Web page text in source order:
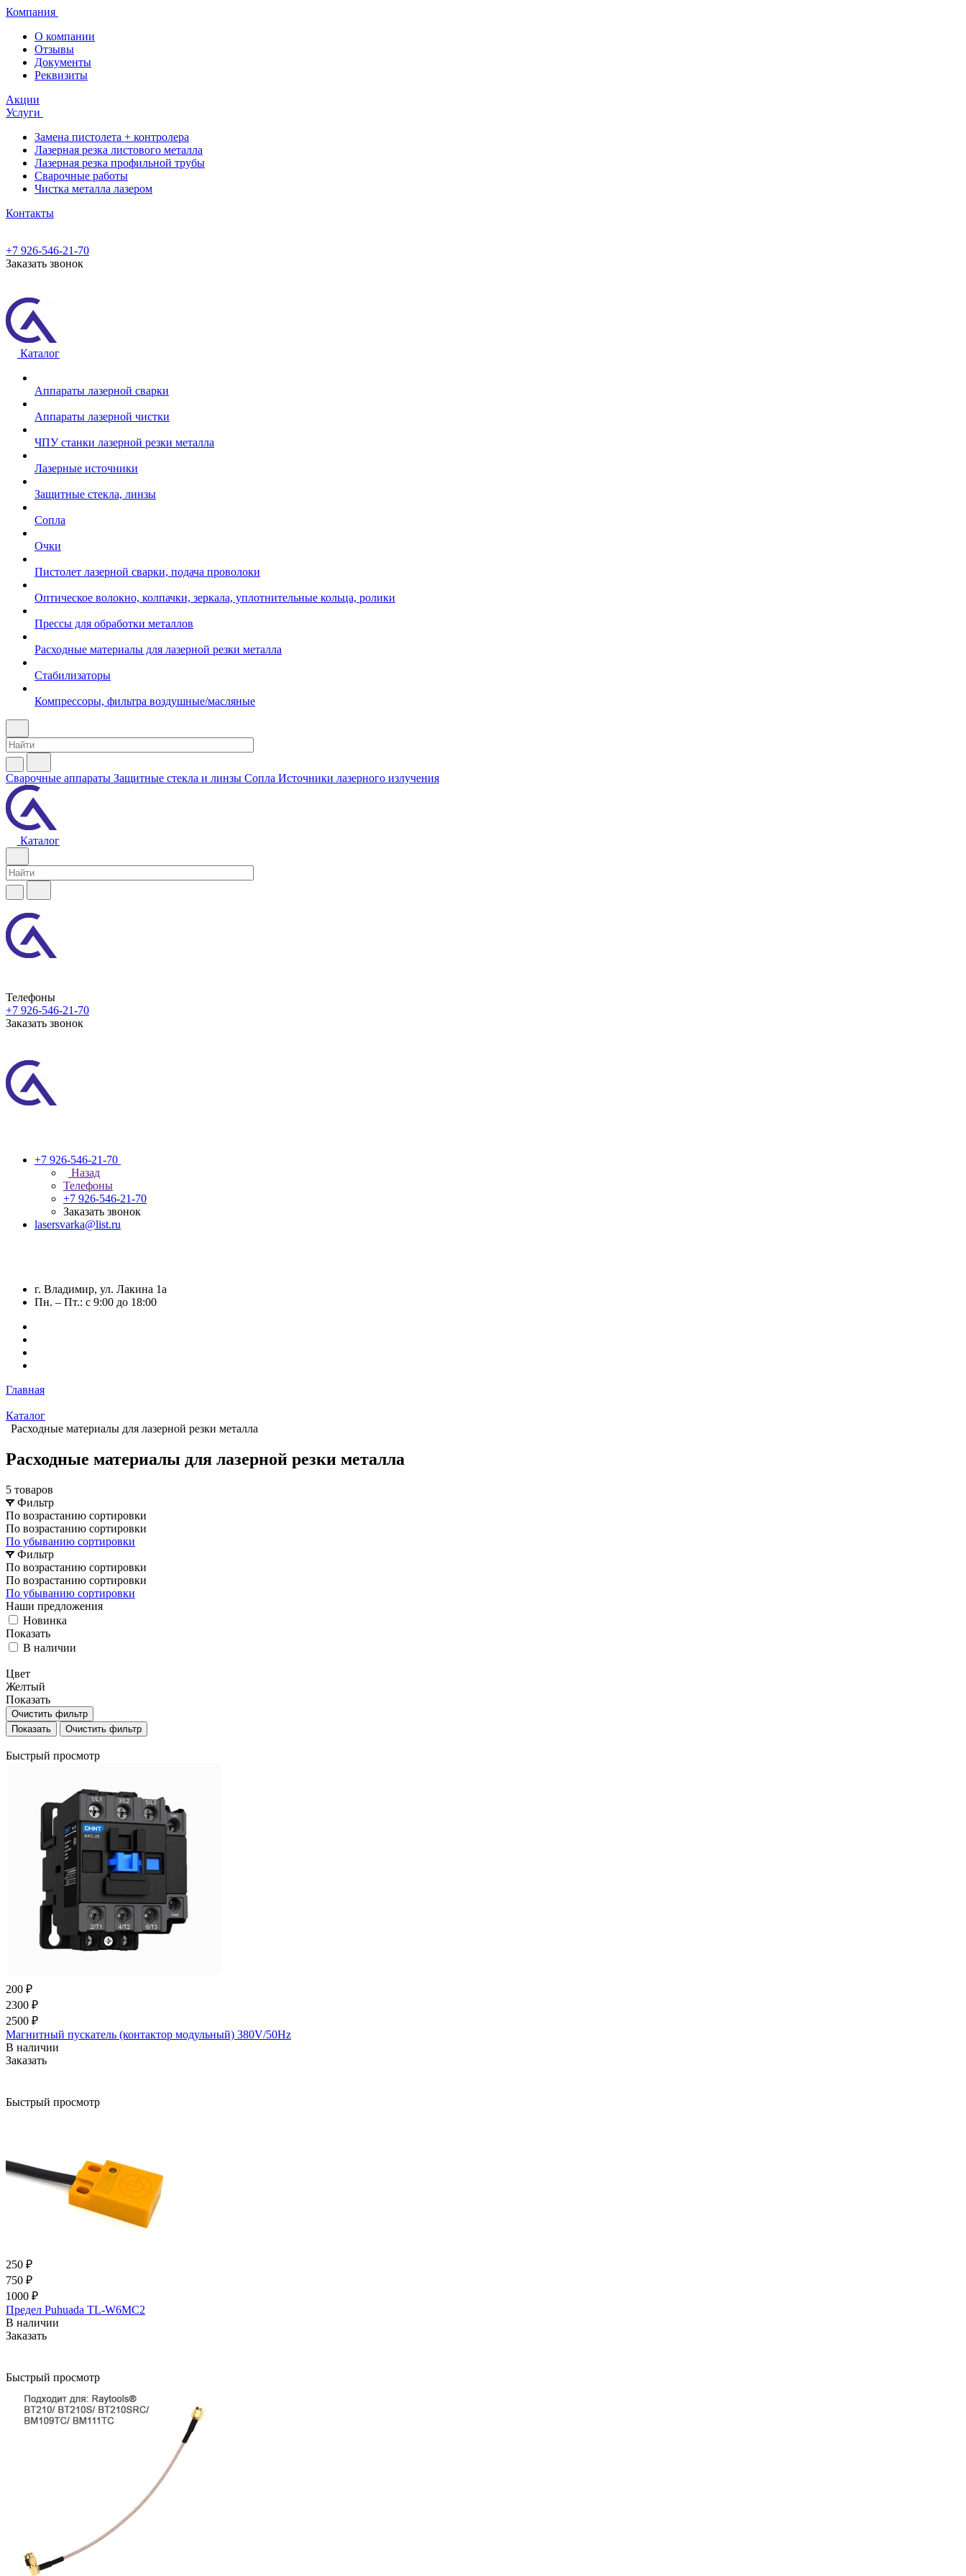
Компания
О компании
Отзывы
Документы
Реквизиты
Акции
Услуги
Замена пистолета + контролера
Лазерная резка листового металла
Лазерная резка профильной трубы
Сварочные работы
Чистка металла лазером
Контакты
+7 926-546-21-70
Заказать звонок
Каталог
Аппараты лазерной сварки
Аппараты лазерной чистки
ЧПУ станки лазерной резки металла
Лазерные источники
Защитные стекла, линзы
Сопла
Очки
Пистолет лазерной сварки, подача проволоки
Оптическое волокно, колпачки, зеркала, уплотнительные кольца, ролики
Прессы для обработки металлов
Расходные материалы для лазерной резки металла
Стабилизаторы
Компрессоры, фильтра воздушные/масляные
Сварочные аппараты Защитные стекла и линзы Сопла Источники лазерного излучения
Каталог
Телефоны
+7 926-546-21-70
Заказать звонок
+7 926-546-21-70
Назад
Телефоны
+7 926-546-21-70
Заказать звонок
lasersvarka@list.ru
г. Владимир, ул. Лакина 1а
Пн. – Пт.: с 9:00 до 18:00
Главная
Каталог
Расходные материалы для лазерной резки металла
Расходные материалы для лазерной резки металла
5 товаров
Фильтр
По возрастанию сортировки
По возрастанию сортировки
По убыванию сортировки
Фильтр
По возрастанию сортировки
По возрастанию сортировки
По убыванию сортировки
Наши предложения
Новинка
Показать
В наличии
Цвет
Желтый
Показать
Очистить фильтр
Очистить фильтр
Быстрый просмотр
200 ₽
2300 ₽
2500 ₽
Магнитный пускатель (контактор модульный) 380V/50Hz
В наличии
Заказать
Быстрый просмотр
250 ₽
750 ₽
1000 ₽
Предел Puhuada TL-W6MC2
В наличии
Заказать
Быстрый просмотр